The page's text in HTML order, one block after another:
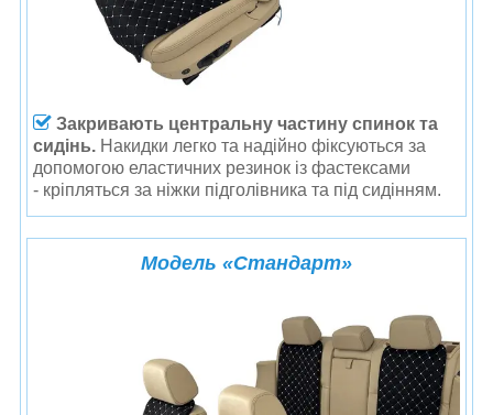
Закривають центральну частину спинок та
сидінь. Накидки легко та надійно фіксуються за
допомогою еластичних резинок із фастексами
- кріпляться за ніжки підголівника та під сидінням.
Модель «Стандарт»